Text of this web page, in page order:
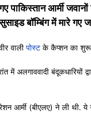
पाकिस्तान आर्मी
बॉम्बिंग में मारे गए
वालीपोस्टके कैप्शन का
में अलगाववादी बंदूकधारियों
आर्मी (बीएलए) ने ली थी. ये